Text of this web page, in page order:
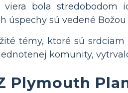
bola stredobodom
úspechy sú vedené Božou
témy, ktoré sú
komunity,
Plymouth